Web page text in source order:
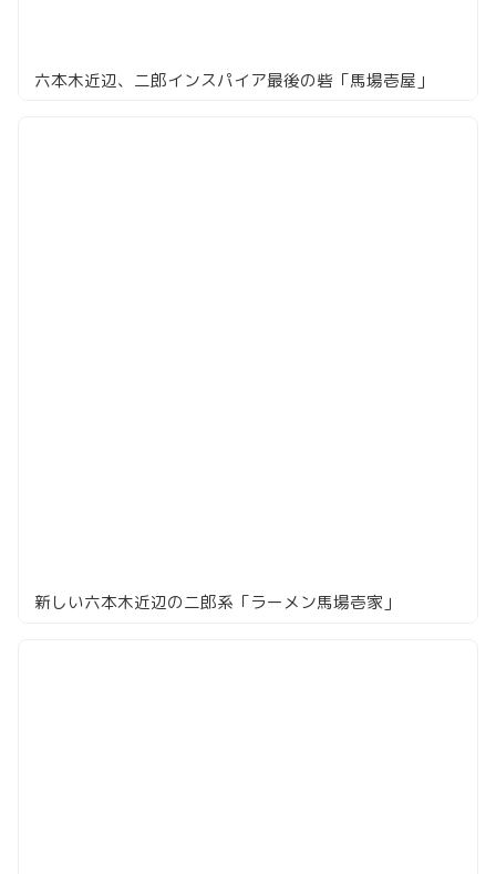
六本木近辺、二郎インスパイア最後の砦「馬場壱屋」
新しい六本木近辺の二郎系「ラーメン馬場壱家」